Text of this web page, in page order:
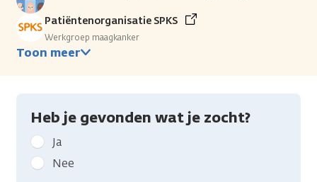
Patiëntenorganisatie SPKS
Werkgroep maagkanker
Toon meer
Heb je gevonden wat je zocht?
Geef
kanker.nl
feedback:
Ja
Nee